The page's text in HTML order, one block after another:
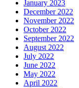
January 2023
December 2022
November 2022
October 2022
September 2022
August 2022
July 2022
June 2022
May 2022
April 2022